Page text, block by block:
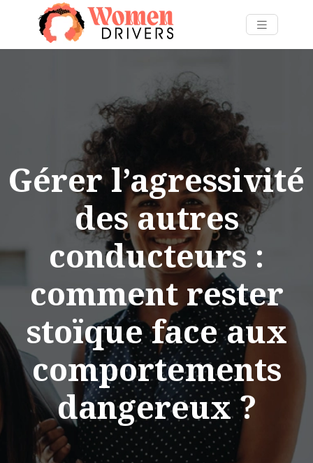
Gérer l’agressivité
des autres
conducteurs :
comment rester
stoïque face aux
comportements
dangereux ?